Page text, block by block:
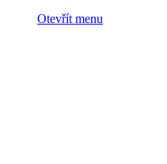
Otevřít menu